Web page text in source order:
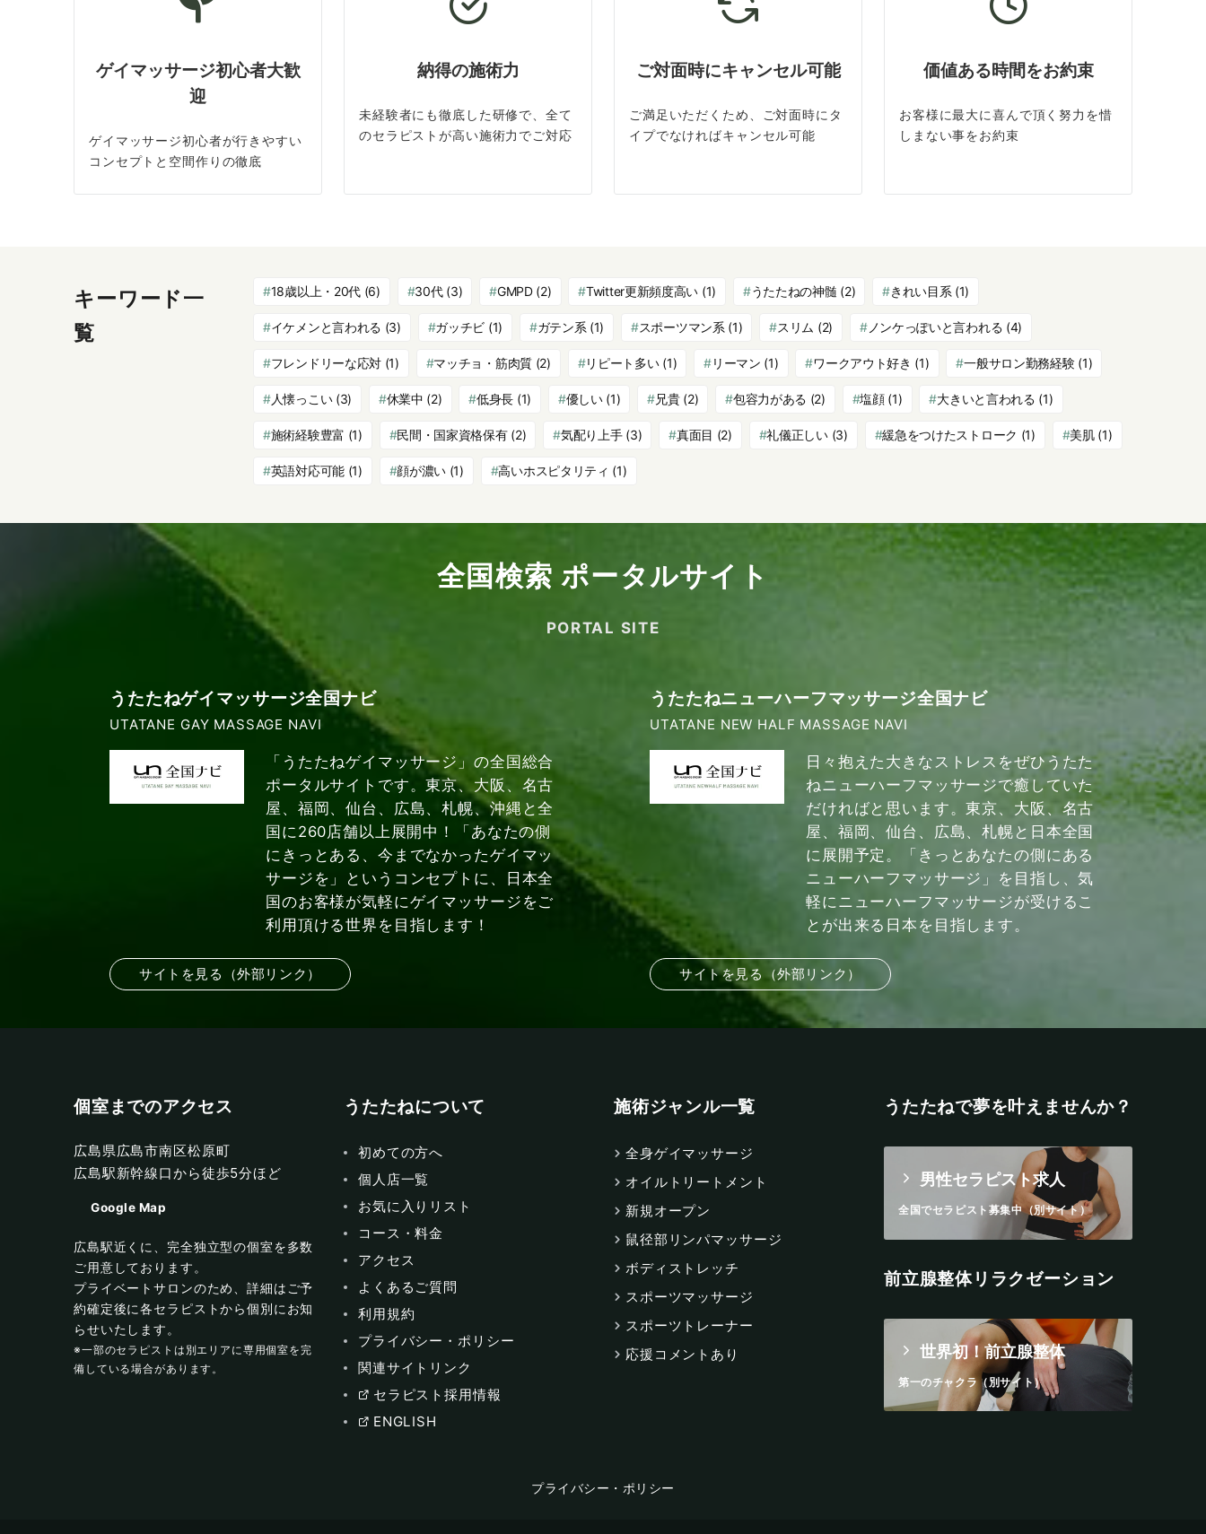
ゲイマッサージ初心者大歓
迎
ゲイマッサージ初心者が行きやすい
コンセプトと空間作りの徹底
納得の施術力
未経験者にも徹底した研修で、全て
のセラピストが高い施術力でご対応
ご対面時にキャンセル可能
ご満足いただくため、ご対面時にタ
イプでなければキャンセル可能
価値ある時間をお約束
お客様に最大に喜んで頂く努力を惜
しまない事をお約束
キーワード一
覧
18歳以上・20代 (6) 30代(3) GMPD(2) Twitter更新頻度高い (1) うたたねの神髄 (2) きれい目系 (1)
イケメンと言われる (3) ガッチビ (1) ガテン系 (1) スポーツマン系 (1) スリム (2) ノンケっぽいと言われる (4)
フレンドリーな応対 (1) マッチョ・筋肉質 (2) リピート多い(1) リーマン (1) ワークアウト好き (1) 一般サロン勤務経験(1)
人懐っこい(3) 休業中 (2) 低身長 (1) 優しい(1) 兄貴(2) 包容力がある (2) 塩顔(1) 大きいと言われる (1)
施術経験豊富 (1) 民間・国家資格保有(2) 気配り上手(3) 真面目 (2) 礼儀正しい(3) 緩急をつけたストローク (1) 美肌(1)
英語対応可能(1) 顔が濃い (1) 高いホスピタリティ (1)
全国検索 ポータルサイト
PORTAL SITE
うたたねゲイマッサージ全国ナビ
UTATANE GAY MASSAGE NAVI
「うたたねゲイマッサージ」の全国総合
ポータルサイトです。東京、大阪、名古
屋、福岡、仙台、広島、札幌、沖縄と全
国に260店舗以上展開中！「あなたの側
にきっとある、今までなかったゲイマッ
サージを」というコンセプトに、日本全
国のお客様が気軽にゲイマッサージをご
利用頂ける世界を目指します！
サイトを見る（外部リンク）
うたたねニューハーフマッサージ全国ナビ
UTATANE NEW HALF MASSAGE NAVI
日々抱えた大きなストレスをぜひうたた
ねニューハーフマッサージで癒していた
だければと思います。東京、大阪、名古
屋、福岡、仙台、広島、札幌と日本全国
に展開予定。「きっとあなたの側にある
ニューハーフマッサージ」を目指し、気
軽にニューハーフマッサージが受けるこ
とが出来る日本を目指します。
サイトを見る（外部リンク）
個室までのアクセス
広島県広島市南区松原町
広島駅新幹線口から徒歩5分ほど
Google Map
広島駅近くに、完全独立型の個室を多数
ご用意しております。
プライベートサロンのため、詳細はご予
約確定後に各セラピストから個別にお知
らせいたします。
※一部のセラピストは別エリアに専用個室を完
備している場合があります。
うたたねについて
初めての方へ
個人店一覧
お気に入りリスト
コース・料金
アクセス
よくあるご質問
利用規約
プライバシー・ポリシー
関連サイトリンク
セラピスト採用情報
ENGLISH
施術ジャンル一覧
全身ゲイマッサージ
オイルトリートメント
新規オープン
鼠径部リンパマッサージ
ボディストレッチ
スポーツマッサージ
スポーツトレーナー
応援コメントあり
うたたねで夢を叶えませんか？
男性セラピスト求人
全国でセラピスト募集中（別サイト）
前立腺整体リラクゼーション
世界初！前立腺整体
第一のチャクラ（別サイト）
プライバシー・ポリシー